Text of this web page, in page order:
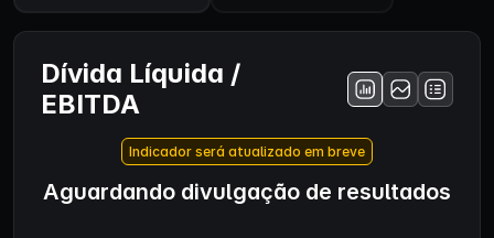
Dívida Líquida /
EBITDA
Indicador será atualizado em breve
Aguardando divulgação de resultados